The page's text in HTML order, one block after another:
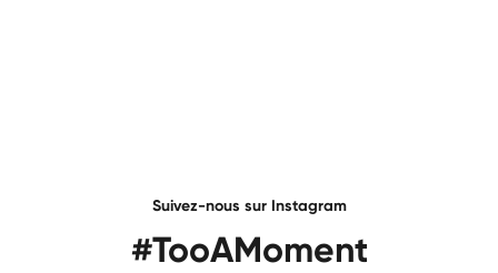
Suivez-nous sur Instagram
#TooAMoment